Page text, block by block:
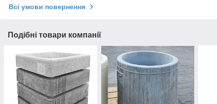
Всі умови повернення
Подібні товари компанії